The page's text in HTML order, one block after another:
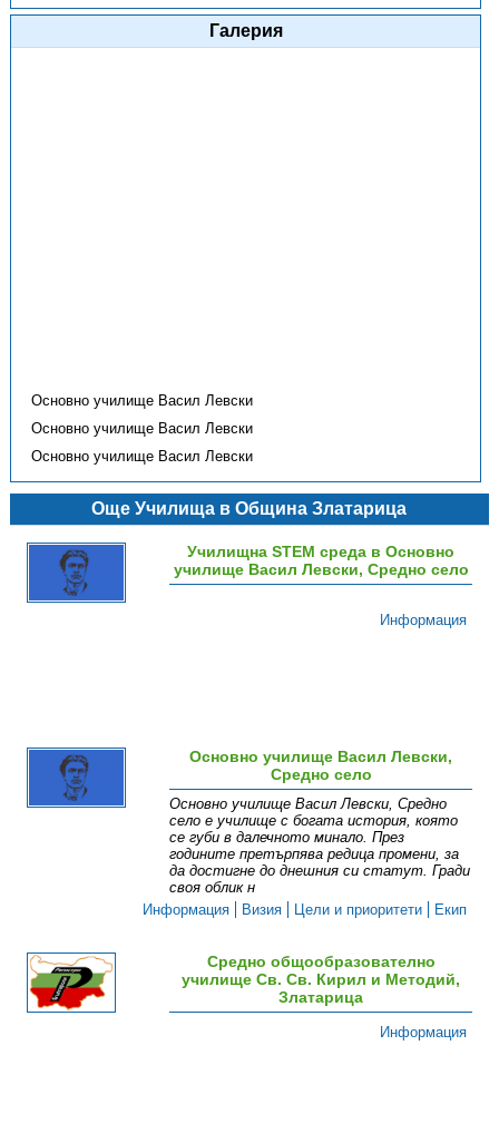
Галерия
Основно училище Васил Левски
Основно училище Васил Левски
Основно училище Васил Левски
Още Училища в Община Златарица
Училищна STEM среда в Основно
училище Васил Левски, Средно село
Информация
Основно училище Васил Левски,
Средно село
Основно училище Васил Левски, Средно
село е училище с богата история, която
се губи в далечното минало. През
годините претърпява редица промени, за
да достигне до днешния си статут. Гради
своя облик н
Информация
Визия Цели и приоритети Екип
Средно общообразователно
училище Св. Св. Кирил и Методий,
Златарица
Информация